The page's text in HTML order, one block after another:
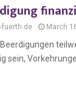
fuerth.de March
sein,